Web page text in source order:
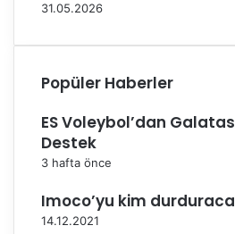
31.05.2026
Popüler Haberler
ES Voleybol’dan
Destek
3 hafta önce
Imoco’yu kim
14.12.2021